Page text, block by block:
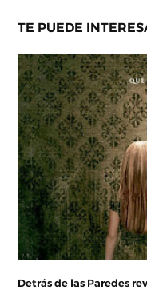
TE PUEDE
Detrás de las Paredes